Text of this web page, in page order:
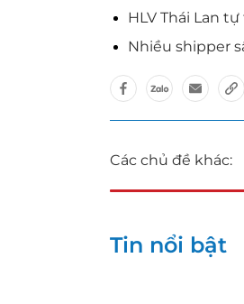
HLV Thái Lan
Nhiều shipper
Các chủ đề khác:
Tin nổi bật